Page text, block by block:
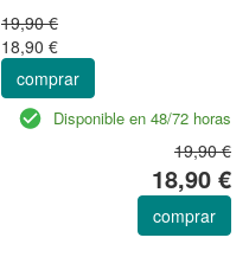
19,90 €
18,90 €
comprar
Disponible en 48/72 horas
19,90 €
18,90 €
comprar